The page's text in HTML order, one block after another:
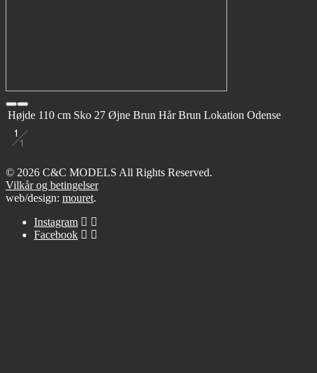
Højde 110 cm Sko 27 Øjne Brun HårBrun Lokation Odense
1
1
© 2026 C&C MODELS All Rights Reserved.
Vilkår og betingelser
web/design: mouret.
Instagram
Facebook